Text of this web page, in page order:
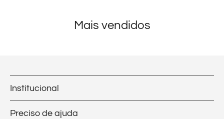
Mais vendidos
Institucional
Preciso de ajuda